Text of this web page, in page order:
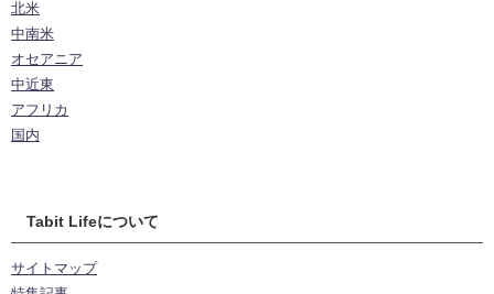
北米
中南米
オセアニア
中近東
アフリカ
国内
Tabit Lifeについて
サイトマップ